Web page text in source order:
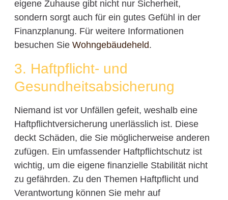
eigene Zuhause gibt nicht nur Sicherheit,
sondern sorgt auch für ein gutes Gefühl in der
Finanzplanung. Für weitere Informationen
besuchen Sie Wohngebäudeheld.
3. Haftpflicht- und
Gesundheitsabsicherung
Niemand ist vor Unfällen gefeit, weshalb eine
Haftpflichtversicherung unerlässlich ist. Diese
deckt Schäden, die Sie möglicherweise anderen
zufügen. Ein umfassender Haftpflichtschutz ist
wichtig, um die eigene finanzielle Stabilität nicht
zu gefährden. Zu den Themen Haftpflicht und
Verantwortung können Sie mehr auf